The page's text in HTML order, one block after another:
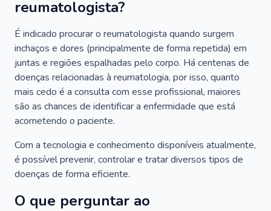
reumatologista?
É indicado procurar o reumatologista quando surgem
inchaços e dores (principalmente de forma repetida) em
juntas e regiões espalhadas pelo corpo. Há centenas de
doenças relacionadas à reumatologia, por isso, quanto
mais cedo é a consulta com esse profissional, maiores
são as chances de identificar a enfermidade que está
acometendo o paciente.
Com a tecnologia e conhecimento disponíveis atualmente,
é possível prevenir, controlar e tratar diversos tipos de
doenças de forma eficiente.
O que perguntar ao